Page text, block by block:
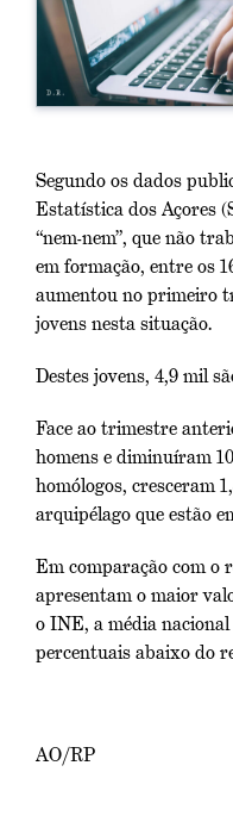
Segundo os dados
Estatística dos Açores
“nem-nem”, que não
em formação, entre os
aumentou no primeiro
jovens nesta situação.
Destes jovens, 4,9 mil
Face ao trimestre
homens e diminuíram
homólogos, cresceram
arquipélago que estão
Em comparação com o
apresentam o maior
o INE, a média
percentuais abaixo do
AO/RP